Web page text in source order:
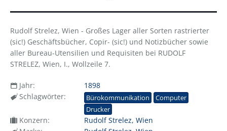
Rudolf Strelez, Wien - Großes Lager aller Sorten rastrierter
(sic!) Geschäftsbücher, Copir- (sic!) und Notizbücher sowie
aller Bureau-Utensilien und Requisiten bei RUDOLF
STRELEZ, Wien, I., Wollzeile 7.
Jahr:
1898
Schlagwörter:
Bürokommunikation
Computer
Drucker
Konzern:
Rudolf Strelez, Wien